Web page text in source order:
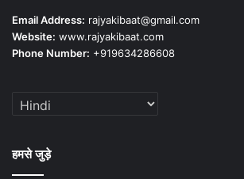
Email Address: rajyakibaat@gmail.com
Website: www.rajyakibaat.com
Phone Number: +919634286608
हमसे जुड़े